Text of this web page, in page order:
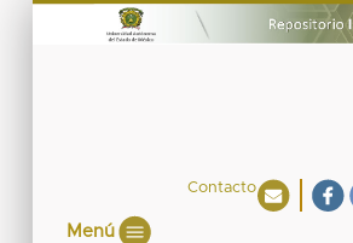
Contacto
Menú